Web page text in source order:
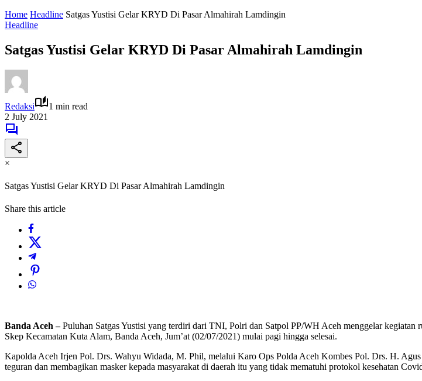
Home Headline Satgas Yustisi Gelar KRYD Di Pasar Almahirah Lamdingin
Headline
Satgas Yustisi Gelar KRYD Di Pasar Almahirah Lamdingin
Redaksi
1 min read
2 July 2021
×
Satgas Yustisi Gelar KRYD Di Pasar Almahirah Lamdingin
Share this article
Banda Aceh –Puluhan Satgas Yustisi yang terdiri dari TNI, Polri dan Satpol PP/WH Aceh menggelar
Skep Kecamatan Kuta Alam, Banda Aceh, Jum’at (02/07/2021) mulai pagi hingga selesai.
Kapolda Aceh Irjen Pol. Drs. Wahyu Widada, M. Phil, melalui Karo Ops Polda Aceh Kombes Pol. Drs. H.
teguran dan membagikan masker kepada masyarakat di daerah itu yang tidak mematuhi protokol kesehatan